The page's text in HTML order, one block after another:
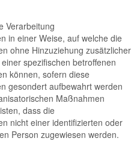
Verarbeitung
in einer Weise, auf welche die
ohne Hinzuziehung zusätzlicher
spezifischen betroffenen
können, sofern diese
gesondert aufbewahrt werden
Maßnahmen
dass die
nicht einer identifizierten oder
Person zugewiesen werden.